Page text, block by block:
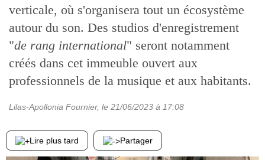
verticale, où s'organisera tout un écosystème
autour du son. Des studios d'enregistrement
"de rang international" seront notamment
créés dans cet immeuble ouvert aux
professionnels de la musique et aux habitants.
Lilas-Apollonia Fournier, le 21/06/2023 à 17:08
Lire plus tard Partager